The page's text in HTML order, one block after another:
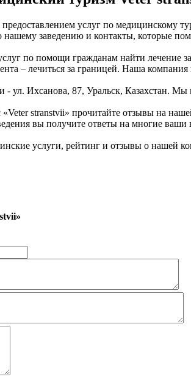
услуг по медицинскому
заведению и контакты, которые
по помощи гражданам найти лечение
– лечиться за границей. Наша
ул. Ихсанова, 87, Уральск, Казахстан. Мы
stranstvii» прочитайте отзывы на
вы получите ответы на многие
услуги, рейтинг и отзывы о нашей